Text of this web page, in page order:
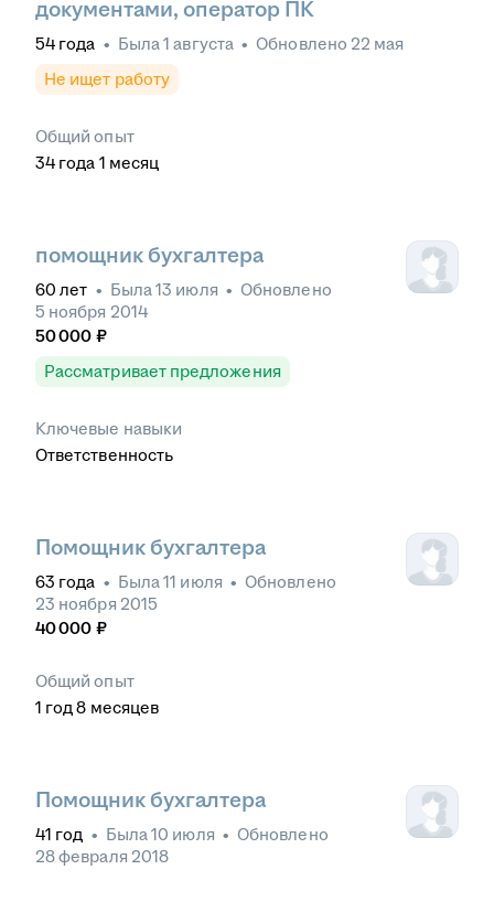
документами, оператор ПК
54 года • Была1 августа • Обновлено 22 мая
Не ищет работу
Общий опыт
34 года 1 месяц
помощник бухгалтера
60 лет • Была13 июля • Обновлено
5 ноября 2014
50 000 ₽
Рассматривает предложения
Ключевые навыки
Ответственность
Помощник бухгалтера
63 года • Была11 июля • Обновлено
23 ноября 2015
40 000 ₽
Общий опыт
1 год 8 месяцев
Помощник бухгалтера
41 год • Была10 июля • Обновлено
28 февраля 2018